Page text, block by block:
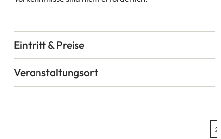
Eintritt & Preise
Veranstaltungsort